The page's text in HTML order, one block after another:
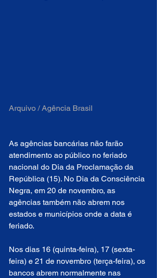
Arquivo / Agência Brasil
As agências bancárias não farão
atendimento ao público no feriado
nacional do Dia da Proclamação da
República (15). No Dia da Consciência
Negra, em 20 de novembro, as
agências também não abrem nos
estados e municípios onde a data é
feriado.
Nos dias 16 (quinta-feira), 17 (sexta-
feira) e 21 de novembro (terça-feira), os
bancos abrem normalmente nas